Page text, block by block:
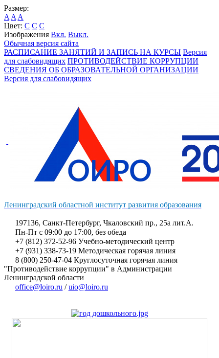
Размер:
A A A
Цвет: C C C
Изображения Вкл. Выкл.
Обычная версия сайта
РАСПИСАНИЕ ЗАНЯТИЙ И ЗАПИСЬ НА КУРСЫ Версия
для слабовидящих ПРОТИВОДЕЙСТВИЕ КОРРУПЦИИ
СВЕДЕНИЯ ОБ ОБРАЗОВАТЕЛЬНОЙ ОРГАНИЗАЦИИ
Версия для слабовидящих
Ленинградский областной институт развития образования
197136, Санкт-Петербург, Чкаловский пр., 25а лит.А.
Пн-Пт с 09:00 до 17:00, без обеда
+7 (812) 372-52-96 Учебно-методический центр
+7 (931) 338-73-19 Методическая горячая линия
8 (800) 250-47-04 Круглосуточная горячая линия
"Противодействие коррупции" в Администрации
Ленинградской области
office@loiro.ru /uio@loiro.ru